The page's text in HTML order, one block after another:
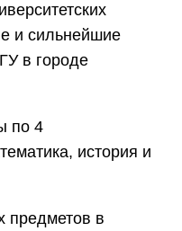
и сильнейшие
в городе
по 4
история и
предметов в